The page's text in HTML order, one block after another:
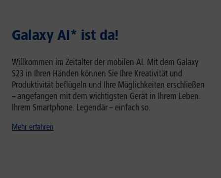
Galaxy AI* ist da!
Willkommen im Zeitalter der mobilen AI. Mit dem Galaxy
S23 in Ihren Händen können Sie Ihre Kreativität und
Produktivität beflügeln und Ihre Möglichkeiten erschließen
– angefangen mit dem wichtigsten Gerät in Ihrem Leben.
Ihrem Smartphone. Legendär – einfach so.
Mehr erfahren